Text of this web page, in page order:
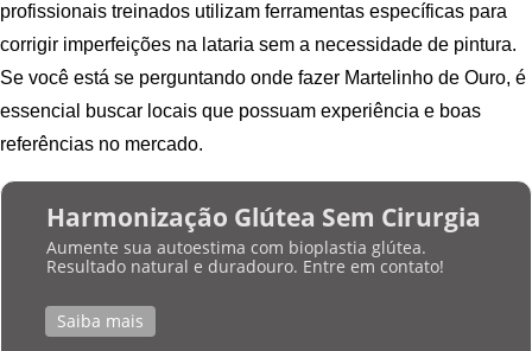
profissionais treinados utilizam ferramentas específicas para
corrigir imperfeições na lataria sem a necessidade de pintura.
Se você está se perguntando onde fazer Martelinho de Ouro, é
essencial buscar locais que possuam experiência e boas
referências no mercado.
Harmonização Glútea Sem Cirurgia
Aumente sua autoestima com bioplastia glútea.
Resultado natural e duradouro. Entre em contato!
Saiba mais